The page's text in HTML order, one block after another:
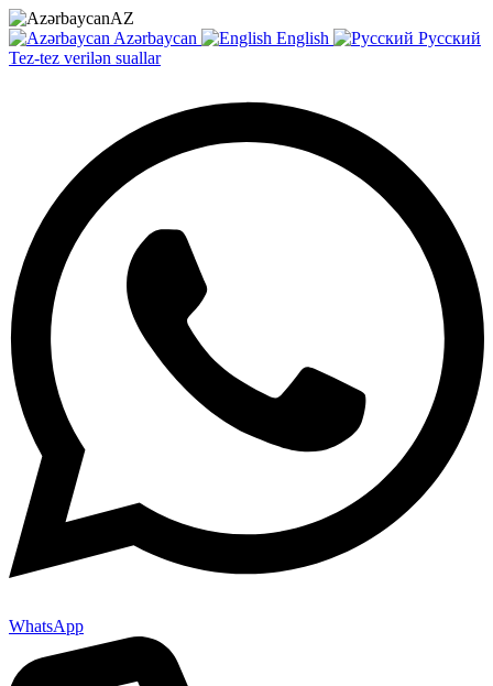
AZ
Azərbaycan
English
Русский
Tez-tez verilən suallar
WhatsApp